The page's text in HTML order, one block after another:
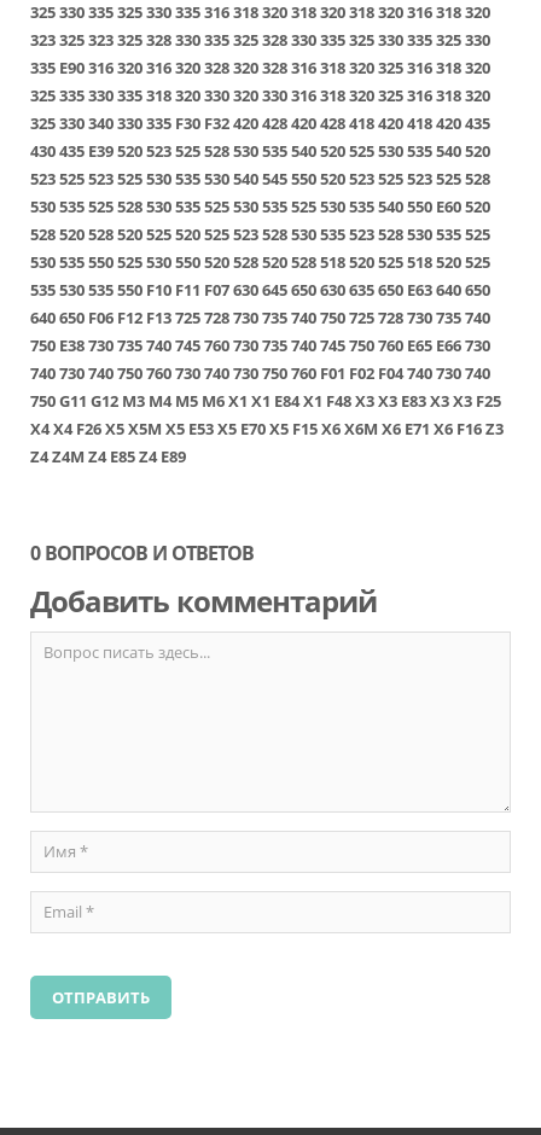
325330335325330335316318320318320318320316318320
323325323325328330335325328330335325330335325330
335 E90316320316320328320328316318320325316318320
325335330335318320330320330316318320325316318320
325330340330335 F30 F32420428420428418420418420435
430435 E39520523525528530535540520525530535540520
523525523525530535530540545550520523525523525528
530535525528530535525530535525530535540550 E60520
528520528520525520525523528530535523528530535525
530535550525530550520528520528518520525518520525
535530535550 F10 F11 F07630645650630635650 E63640650
640650 F06 F12 F13725728730735740750725728730735740
750 E38730735740745760730735740745750760 E65 E66730
740730740750760730740730750760 F01 F02 F04740730740
750G11 G12 M3 M4 M5 M6X1 X1 E84X1 F48X3X3 E83X3X3 F25
X4X4 F26X5X5M X5 E53X5 E70X5 F15X6X6M X6 E71 X6 F16Z3
Z4Z4M Z4 E85Z4 E89
0 ВОПРОСОВ И ОТВЕТОВ
Добавить комментарий